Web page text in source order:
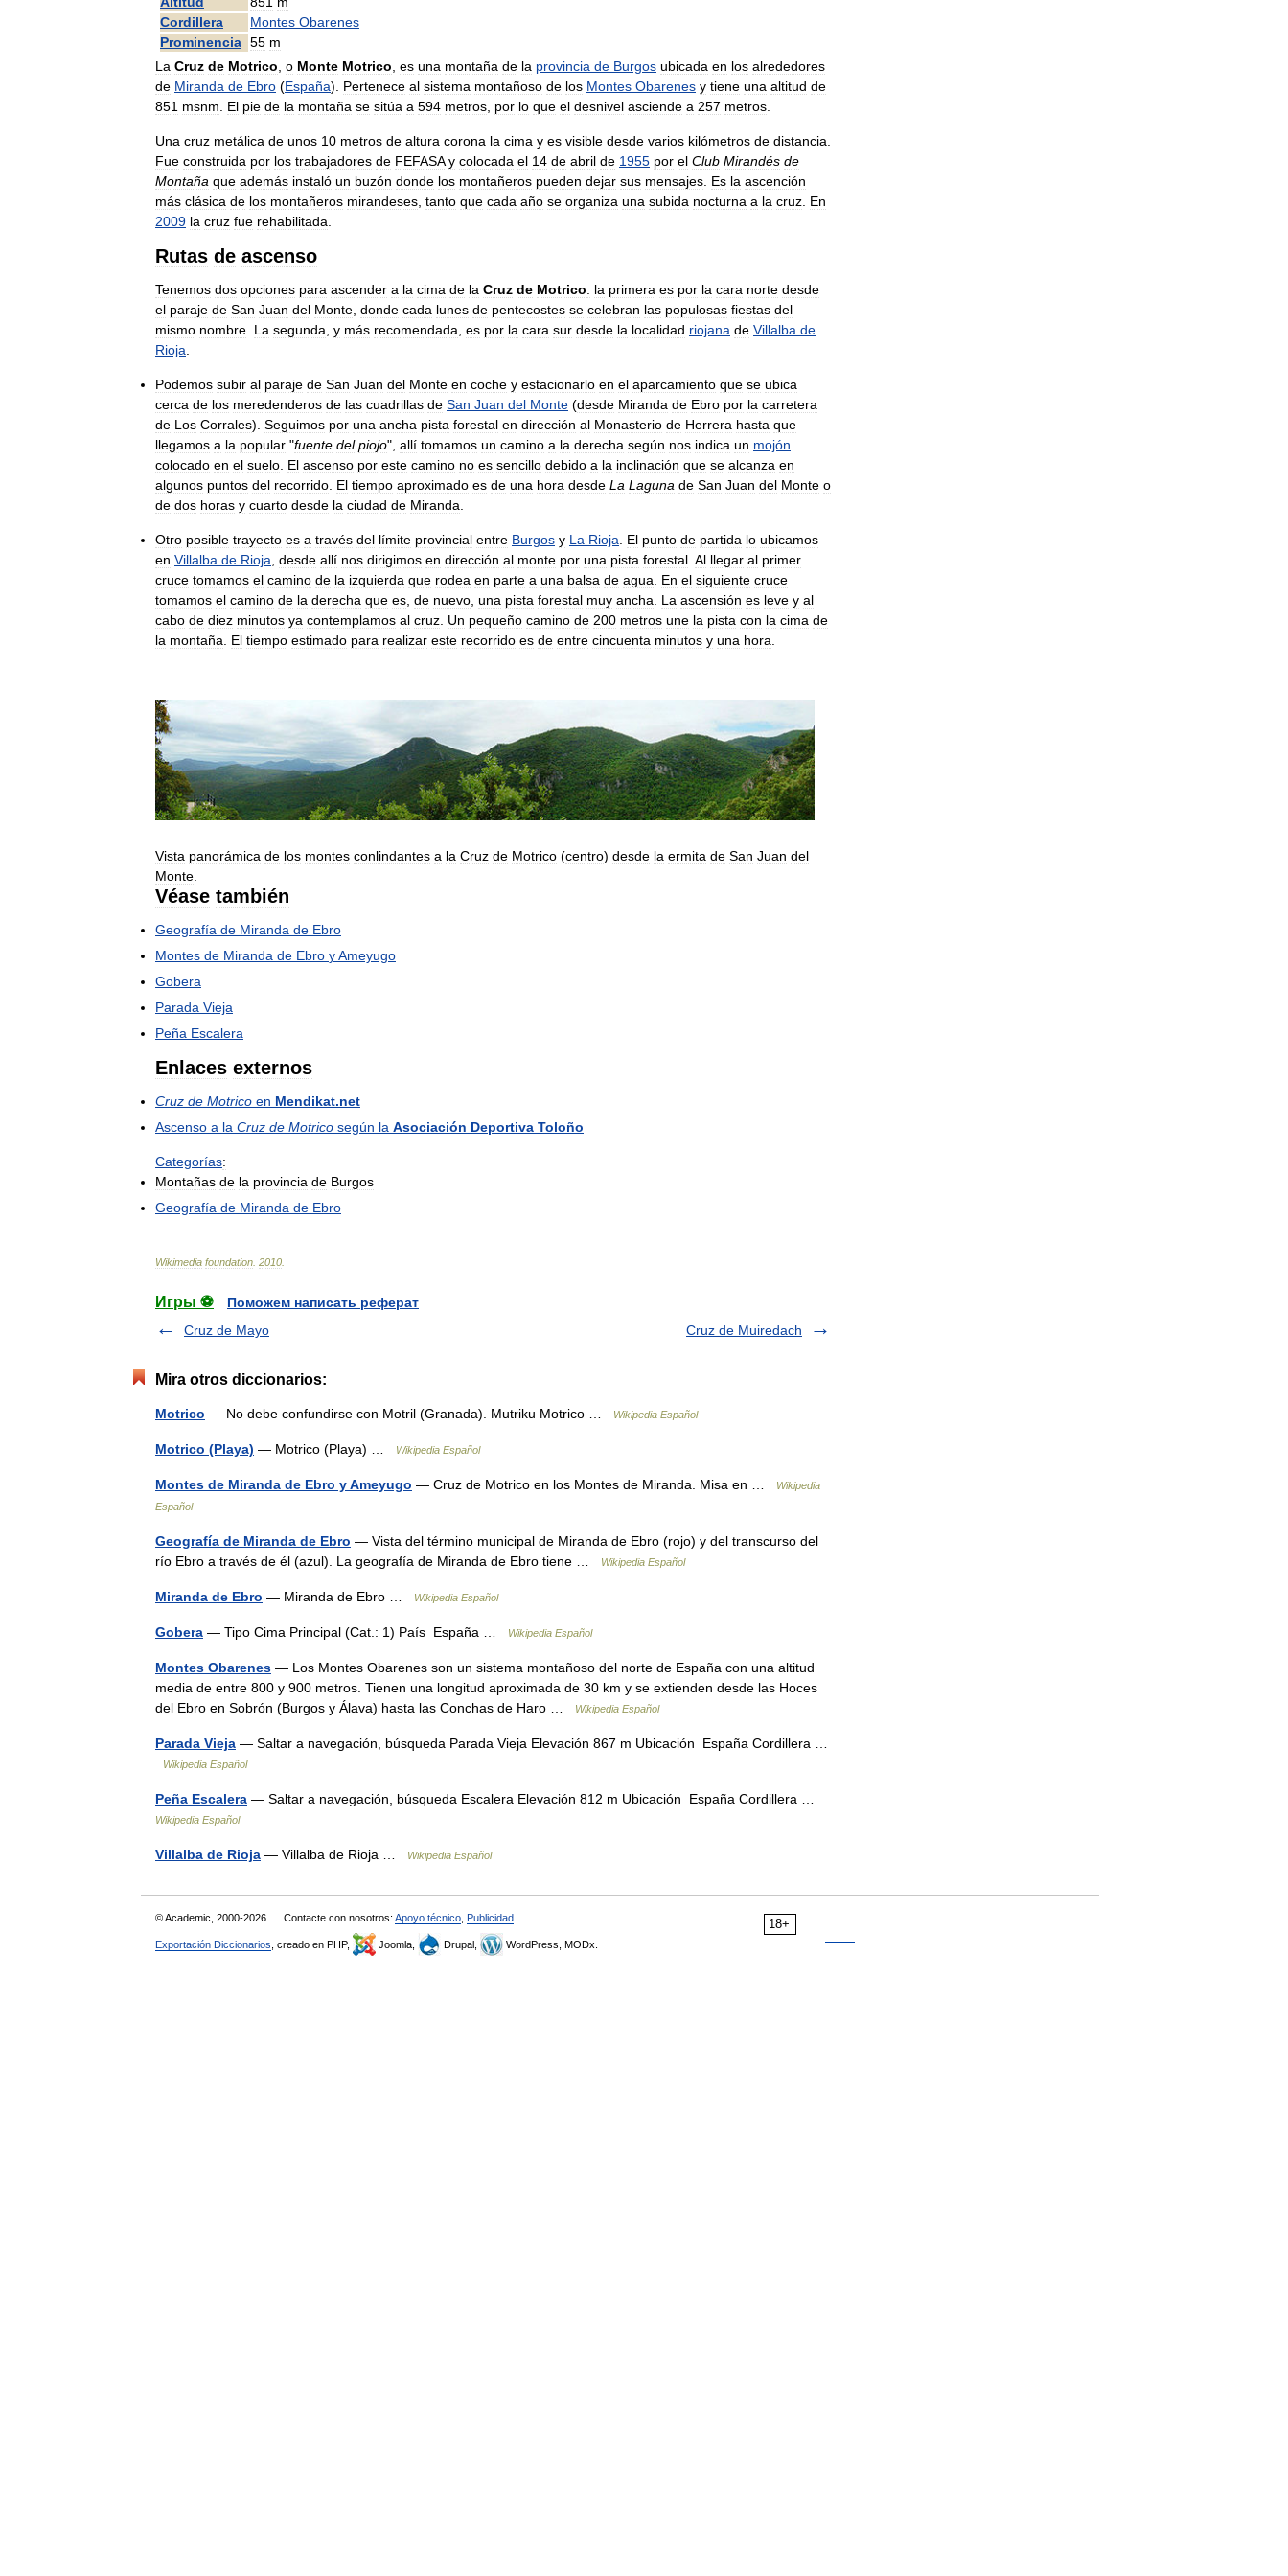
Cordillera
Montes Obarenes
Prominencia 55 m
La Cruz de Motrico o Monte Motrico es una montaña de la provincia de Burgos ubicada en los alrededores
de Miranda de Ebro (España). Pertenece al sistema montañoso de los Montes Obarenes y tiene una altitud de
851 msnm El pie de la montaña se sitúa a 594 metros por lo que el desnivel asciende a 257 metros
Una cruz metálica de unos 10 metros de altura corona la cima y es visible desde varios kilómetros de distancia
Fue construida por los trabajadores de FEFASA y colocada el 14 de abril de 1955 por el Club Mirandés de
Montaña que además instaló un buzón donde los montañeros pueden dejar sus mensajes Es la ascención
más clásica de los montañeros mirandeses tanto que cada año se organiza una subida nocturna a la cruz En
2009 la cruz fue rehabilitada
Rutas de ascenso
Tenemos dos opciones para ascender a la cima de la Cruz de Motrico: la primera es por la cara norte desde
el paraje de San Juan del Monte donde cada lunes de pentecostes se celebran las populosas fiestas del
mismo nombre La segunda y más recomendada es por la cara sur desde la localidad riojana de Villalba de
Rioja
Podemos subir al paraje de San Juan del Monte en coche y estacionarlo en el aparcamiento que se ubica
cerca de los meredenderos de las cuadrillas de San Juan del Monte (desde Miranda de Ebro por la carretera
de Los Corrales). Seguimos por una ancha pista forestal en dirección al Monasterio de Herrera hasta que
llegamos a la popular "fuente del piojo", allí tomamos un camino a la derecha según nos indica un mojón
colocado en el suelo El ascenso por este camino no es sencillo debido a la inclinación que se alcanza en
algunos puntos del recorrido El tiempo aproximado es de una hora desde La Laguna de San Juan del Monte o
de dos horas y cuarto desde la ciudad de Miranda
Otro posible trayecto es a través del límite provincial entre Burgos y La Rioja El punto de partida lo ubicamos
en Villalba de Rioja desde allí nos dirigimos en dirección al monte por una pista forestal Al llegar al primer
cruce tomamos el camino de la izquierda que rodea en parte a una balsa de agua En el siguiente cruce
tomamos el camino de la derecha que es de nuevo una pista forestal muy ancha La ascensión es leve y al
cabo de diez minutos ya contemplamos al cruz Un pequeño camino de 200 metros une la pista con la cima de
la montaña El tiempo estimado para realizar este recorrido es de entre cincuenta minutos y una hora
Vista panorámica de los montes conlindantes a la Cruz de Motrico (centro) desde la ermita de San Juan del
Monte
Véase también
Geografía de Miranda de Ebro
Montes de Miranda de Ebro yAmeyugo
Gobera
Parada Vieja
Peña Escalera
Enlaces externos
Cruz de Motrico en Mendikat.net
Ascenso a la Cruz de Motrico según la Asociación Deportiva Toloño
Categorías:
Montañas de la provincia de Burgos
Geografía de Miranda de Ebro
Wikimedia foundation 2010
Игры ⚽
Поможем написать реферат
Cruz de Mayo
Cruz de Muiredach
Mira otros diccionarios:
Motrico — No debe confundirse con Motril (Granada). Mutriku Motrico … Wikipedia Español
Motrico (Playa) — Motrico (Playa) … Wikipedia Español
Montes de Miranda de Ebro y Ameyugo — Cruz de Motrico en los Montes de Miranda. Misa en …
Wikipedia
Español
Geografía de Miranda de Ebro — Vista del término municipal de Miranda de Ebro (rojo) y del transcurso del
río Ebro a través de él (azul). La geografía de Miranda de Ebro tiene …
Wikipedia Español
Miranda de Ebro — Miranda de Ebro … Wikipedia Español
Gobera — Tipo Cima Principal (Cat.: 1) País España … Wikipedia Español
Montes Obarenes — Los Montes Obarenes son un sistema montañoso del norte de España con una altitud
media de entre 800 y 900 metros. Tienen una longitud aproximada de 30 km y se extienden desde las Hoces
del Ebro en Sobrón (Burgos y Álava) hasta las Conchas de Haro …
Wikipedia Español
Parada Vieja — Saltar a navegación, búsqueda Parada Vieja Elevación 867 m Ubicación España Cordillera …
Wikipedia Español
Peña Escalera — Saltar a navegación, búsqueda Escalera Elevación 812 m Ubicación España Cordillera …
Wikipedia Español
Villalba de Rioja — Villalba de Rioja … Wikipedia Español
18+
© Academic, 2000-2026 Contacte con nosotros: Apoyo técnico Publicidad
Exportación Diccionarios , creado en PHP, Joomla, Drupal, WordPress, MODx.